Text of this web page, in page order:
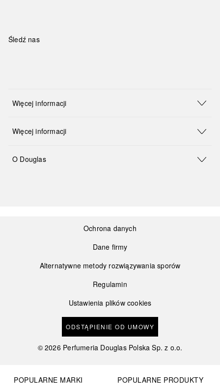
Śledź nas
Więcej informacji
Więcej informacji
O Douglas
Ochrona danych
Dane firmy
Alternatywne metody rozwiązywania sporów
Regulamin
Ustawienia plików cookies
ODSTĄPIENIE OD UMOWY
©2026 Perfumeria Douglas Polska Sp. z o.o.
POPULARNE MARKI
POPULARNE PRODUKTY